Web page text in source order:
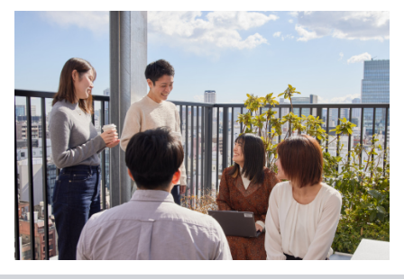
転職成功ガイド
本選考
インターン
新卒エージェント
イベント・セミナー
インタビュー
講座一覧
問題集
4択課題
ナレッジ
リファレンス
プラン
スキルチェック
プログラミング言語
SQL
評価結果一覧
再チャレンジ結果一覧
ゲーム・マンガ
メディア
Tech Team Journal
paiza times
note
paizaとは？